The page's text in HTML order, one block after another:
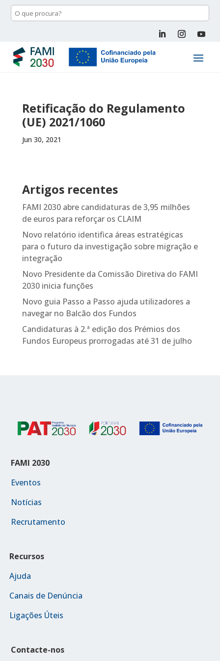
Retificação do Regulamento
(UE) 2021/1060
Jun 30, 2021
Artigos recentes
FAMI 2030 abre candidaturas de 3,95 milhões
de euros para reforçar os CLAIM
Novo relatório identifica áreas estratégicas
para o futuro da investigação sobre migração e
integração
Novo Presidente da Comissão Diretiva do FAMI
2030 inicia funções
Novo guia Passo a Passo ajuda utilizadores a
navegar no Balcão dos Fundos
Candidaturas à 2.ª edição dos Prémios dos
Fundos Europeus prorrogadas até 31 de julho
FAMI 2030
Eventos
Notícias
Recrutamento
Recursos
Ajuda
Canais de Denúncia
Ligações Úteis
Contacte-nos